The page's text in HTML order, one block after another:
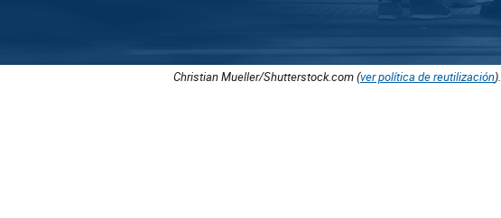
Christian Mueller/Shutterstock.com (ver política de reutilización).